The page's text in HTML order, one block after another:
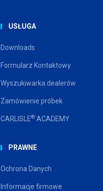
USŁUGA
Downloads
Formularz Kontaktowy
Wyszukiwarka dealerów
Zamówienie próbek
CARLISLE® ACADEMY
PRAWNE
Ochrona Danych
Informacje firmowe